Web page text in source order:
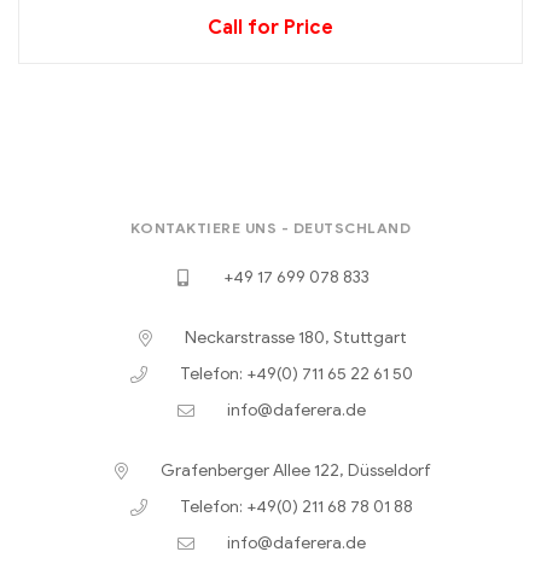
Call for Price
KONTAKTIERE UNS - DEUTSCHLAND
+49 17 699 078 833
Neckarstrasse 180, Stuttgart
Telefon: +49(0) 711 65 22 61 50
info@daferera.de
Grafenberger Allee 122, Düsseldorf
Telefon: +49(0) 211 68 78 01 88
info@daferera.de